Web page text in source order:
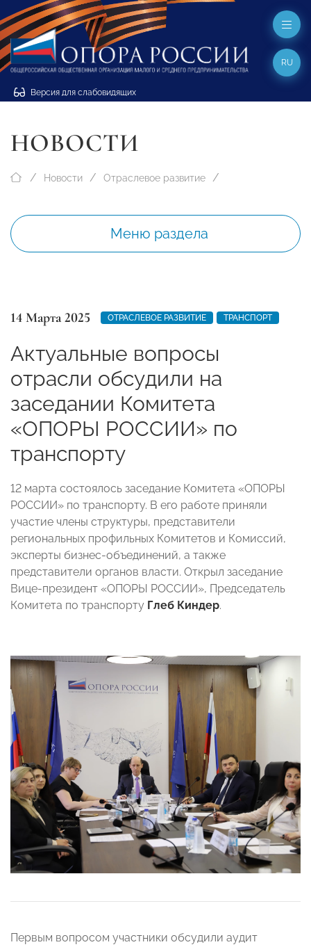
Версия для слабовидящих
RU
НОВОСТИ
Новости Отраслевое развитие
Меню раздела
14 Марта 2025 ОТРАСЛЕВОЕ РАЗВИТИЕ ТРАНСПОРТ
Актуальные вопросы
отрасли обсудили на
заседании Комитета
«ОПОРЫ РОССИИ» по
транспорту
12 марта состоялось заседание Комитета «ОПОРЫ
РОССИИ» по транспорту. В его работе приняли
участие члены структуры, представители
региональных профильных Комитетов и Комиссий,
эксперты бизнес-объединений, а также
представители органов власти. Открыл заседание
Вице-президент «ОПОРЫ РОССИИ», Председатель
Комитета по транспорту Глеб Киндер.
Первым вопросом участники обсудили аудит